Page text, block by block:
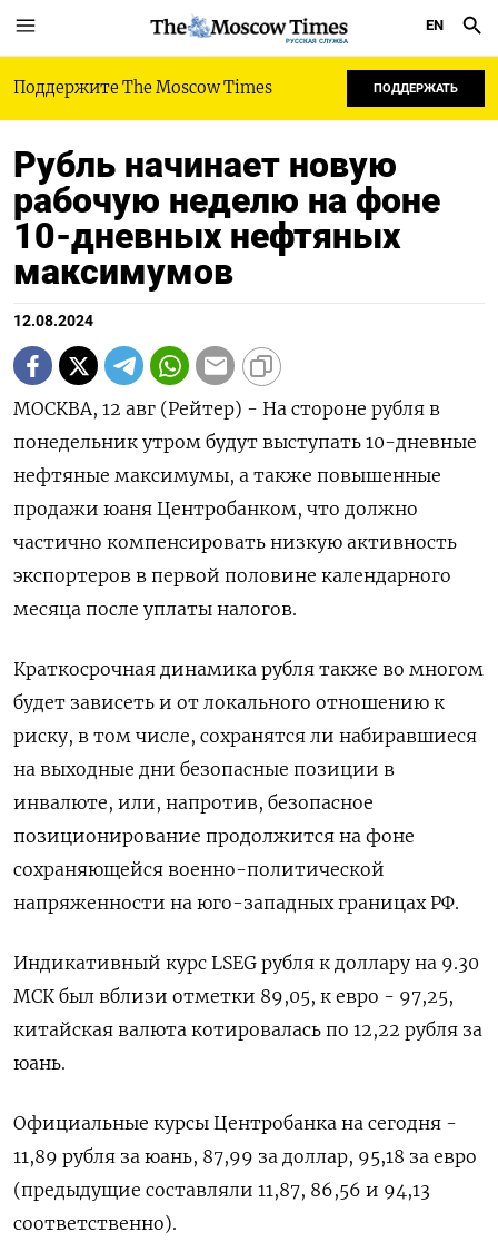
РУССКАЯ СЛУЖБА
EN
Поддержите The Moscow Times ПОДДЕРЖАТЬ
Рубль начинает новую
рабочую неделю на фоне
10-дневных нефтяных
максимумов
12.08.2024
МОСКВА, 12 авг (Рейтер) - На стороне рубля в
понедельник утром будут выступать 10-дневные
нефтяные максимумы, а также повышенные
продажи юаня Центробанком, что должно
частично компенсировать низкую активность
экспортеров в первой половине календарного
месяца после уплаты налогов.
Краткосрочная динамика рубля также во многом
будет зависеть и от локального отношению к
риску, в том числе, сохранятся ли набиравшиеся
на выходные дни безопасные позиции в
инвалюте, или, напротив, безопасное
позиционирование продолжится на фоне
сохраняющейся военно-политической
напряженности на юго-западных границах РФ.
Индикативный курс LSEG рубля к доллару на 9.30
МСК был вблизи отметки 89,05, к евро - 97,25,
китайская валюта котировалась по 12,22 рубля за
юань.
Официальные курсы Центробанка на сегодня -
11,89 рубля за юань, 87,99 за доллар, 95,18 за евро
(предыдущие составляли 11,87, 86,56 и 94,13
соответственно).